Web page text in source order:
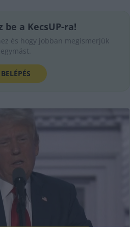
be a KecsUP-ra!
és hogy jobban megismerjük
egymást.
BELÉPÉS